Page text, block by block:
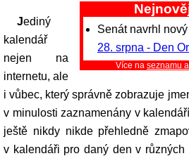
Senát navrhl
28. srpna - Den
Více na seznamu
Jediný
kalendář
nejen na
internetu, ale
i vůbec, který správně zobrazuje
v minulosti zaznamenány v
ještě nikdy nikde přehledně
v kalendáři pro daný den v